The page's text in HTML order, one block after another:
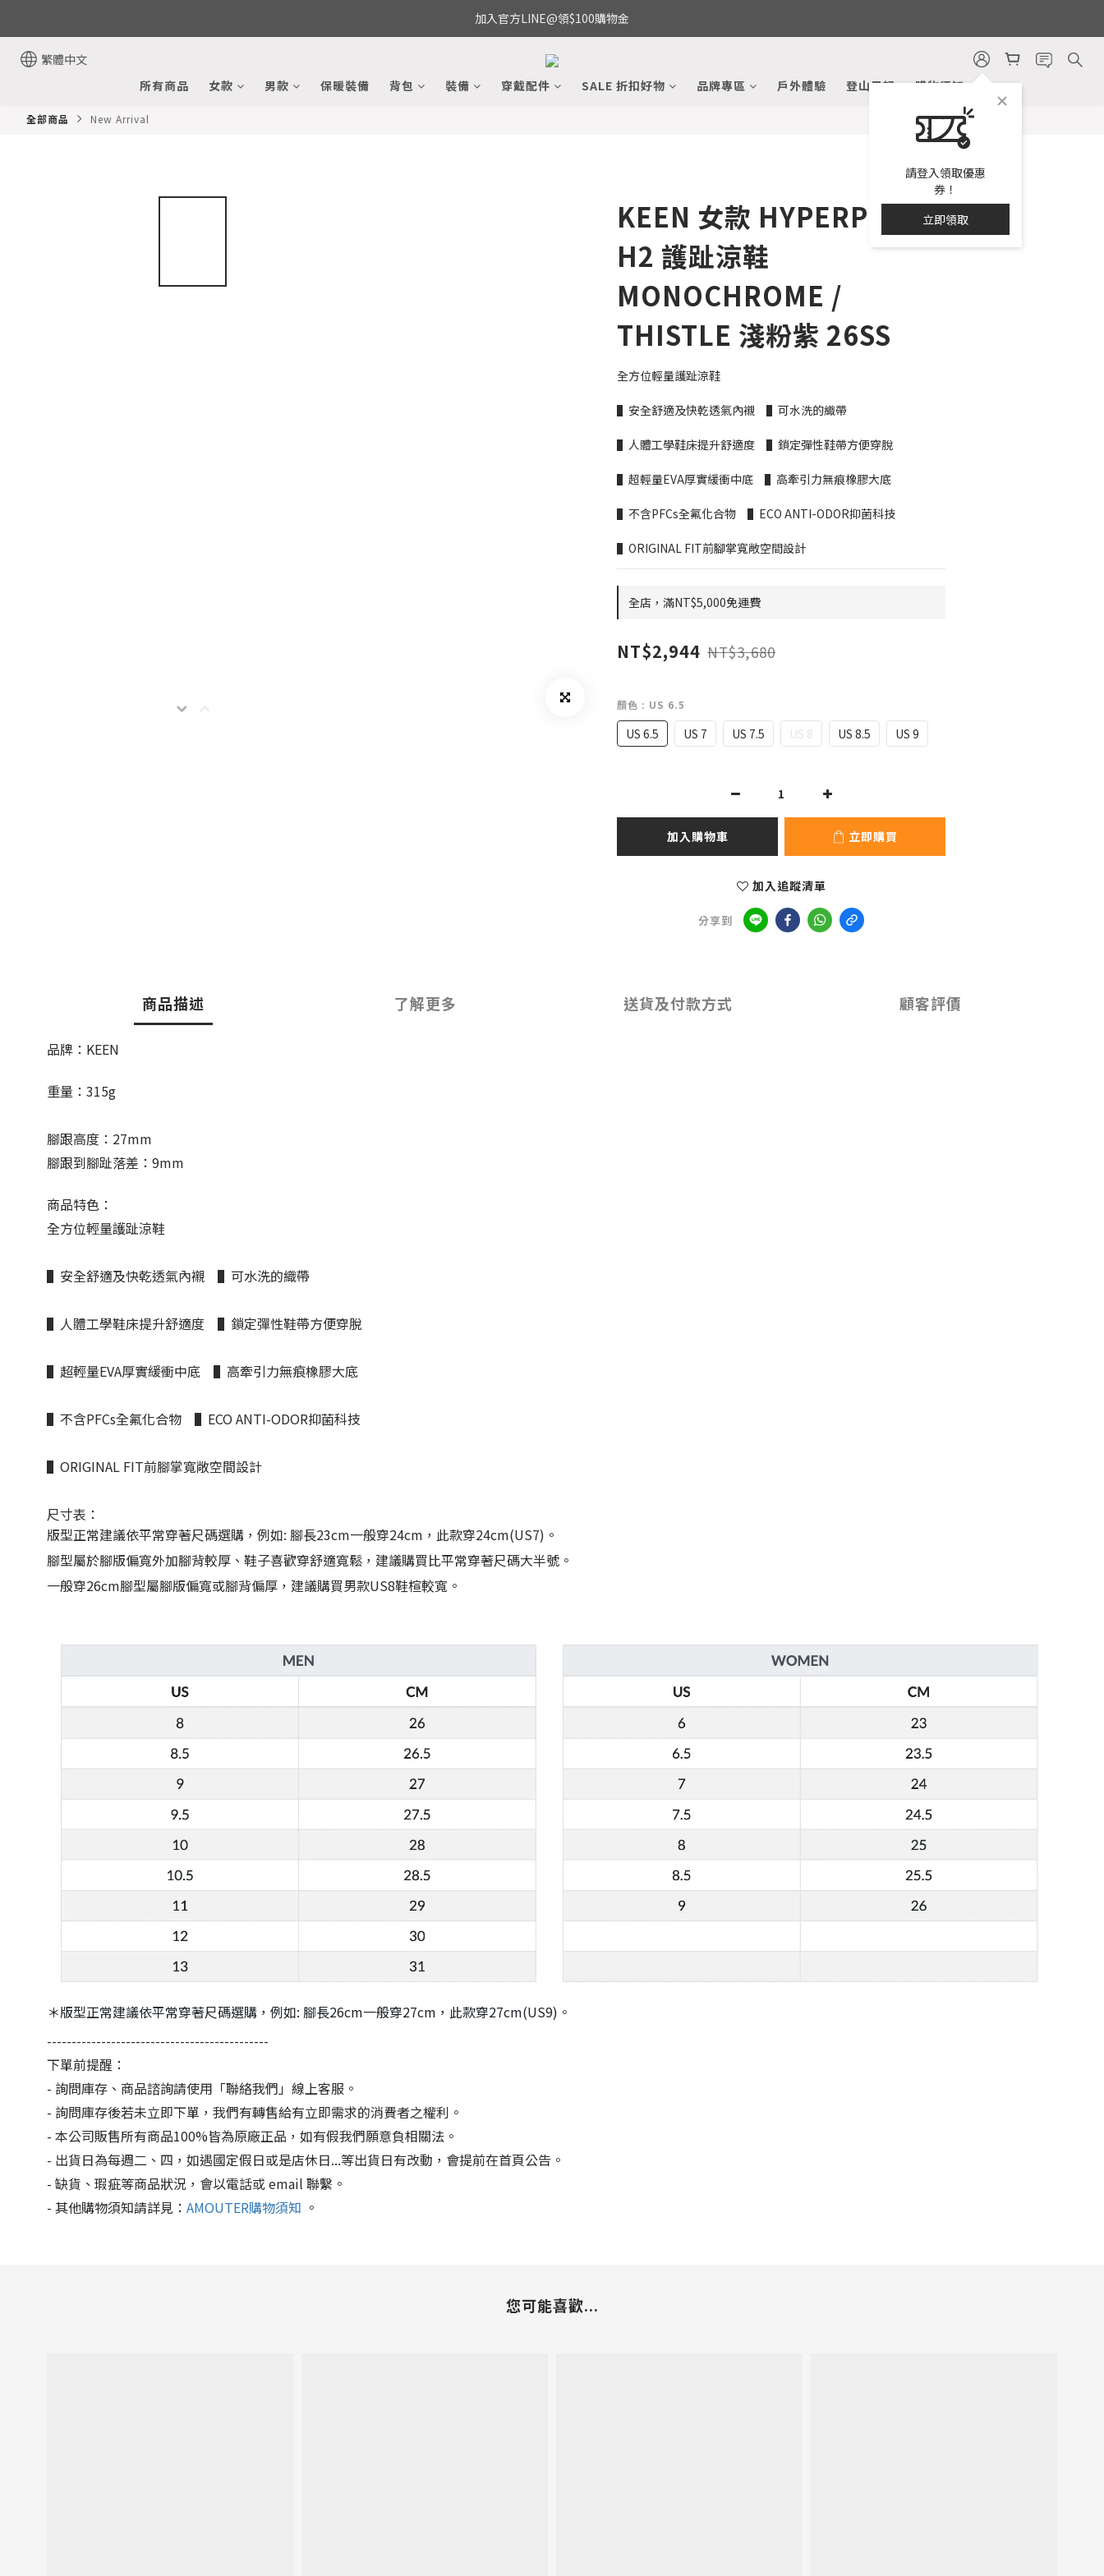
加入官方LINE@領$100購物金
繁體中文
請登入領取優惠
券！
立即領取
所有商品 女款 男款 保暖裝備 背包 裝備 穿戴配件 SALE 折扣好物 品牌專區 戶外體驗 登山日記 購物須知
全部商品 New Arrival
KEEN 女款 HYPERPORT
H2 護趾涼鞋
MONOCHROME /
THISTLE 淺粉紫 26SS
全方位輕量護趾涼鞋
▌安全舒適及快乾透氣內襯　▌可水洗的織帶
▌人體工學鞋床提升舒適度　▌鎖定彈性鞋帶方便穿脫
▌超輕量EVA厚實緩衝中底　▌高牽引力無痕橡膠大底
▌不含PFCs全氟化合物　▌ECO ANTI-ODOR抑菌科技
▌ORIGINAL FIT前腳掌寬敞空間設計
全店，滿NT$5,000免運費
NT$2,944 NT$3,680
顏色 : US 6.5
US 6.5 US 7 US 7.5 US 8 US 8.5 US 9
加入購物車 立即購買
加入追蹤清單
分享到
商品描述 了解更多 送貨及付款方式 顧客評價
品牌：KEEN
重量：315g
腳跟高度：27mm
腳跟到腳趾落差：9mm
商品特色：
全方位輕量護趾涼鞋
▌安全舒適及快乾透氣內襯 ▌可水洗的織帶
▌人體工學鞋床提升舒適度 ▌鎖定彈性鞋帶方便穿脫
▌超輕量EVA厚實緩衝中底 ▌高牽引力無痕橡膠大底
▌不含PFCs全氟化合物 ▌ECO ANTI-ODOR抑菌科技
▌ORIGINAL FIT前腳掌寬敞空間設計
尺寸表：
版型正常建議依平常穿著尺碼選購，例如: 腳長23cm一般穿24cm，此款穿24cm(US7)。
腳型屬於腳版偏寬外加腳背較厚、鞋子喜歡穿舒適寬鬆，建議購買比平常穿著尺碼大半號。
一般穿26cm腳型屬腳版偏寬或腳背偏厚，建議購買男款US8鞋楦較寬。
＊版型正常建議依平常穿著尺碼選購，例如: 腳長26cm一般穿27cm，此款穿27cm(US9)。
---------------------------------------------
下單前提醒：
- 詢問庫存、商品諮詢請使用「聯絡我們」線上客服。
- 詢問庫存後若未立即下單，我們有轉售給有立即需求的消費者之權利。
- 本公司販售所有商品100%皆為原廠正品，如有假我們願意負相關法。
- 出貨日為每週二、四，如遇國定假日或是店休日...等出貨日有改動，會提前在首頁公告。
- 缺貨、瑕疵等商品狀況，會以電話或 email 聯繫。
- 其他購物須知請詳見： AMOUTER購物須知 。
您可能喜歡...
立即購買